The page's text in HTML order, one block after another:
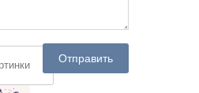
Отправить